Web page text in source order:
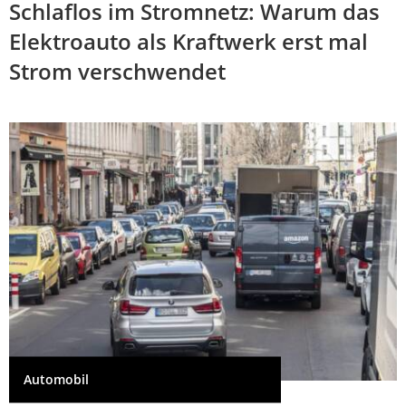
Schlaflos im Stromnetz: Warum das
Elektroauto als Kraftwerk erst mal
Strom verschwendet
Automobil